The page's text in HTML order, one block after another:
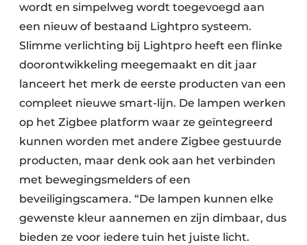
wordt en simpelweg wordt toegevoegd aan
een nieuw of bestaand Lightpro systeem.
Slimme verlichting bij Lightpro heeft een flinke
doorontwikkeling meegemaakt en dit jaar
lanceert het merk de eerste producten van een
compleet nieuwe smart-lijn. De lampen werken
op het Zigbee platform waar ze geïntegreerd
kunnen worden met andere Zigbee gestuurde
producten, maar denk ook aan het verbinden
met bewegingsmelders of een
beveiligingscamera. “De lampen kunnen elke
gewenste kleur aannemen en zijn dimbaar, dus
bieden ze voor iedere tuin het juiste licht.